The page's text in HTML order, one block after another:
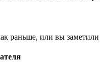
раньше, или вы